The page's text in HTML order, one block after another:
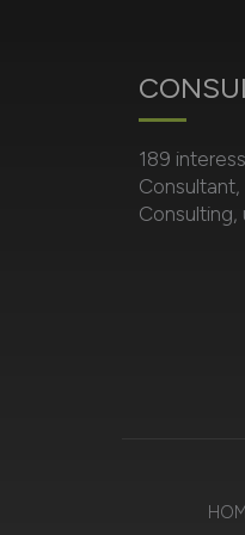
189
Consulting,